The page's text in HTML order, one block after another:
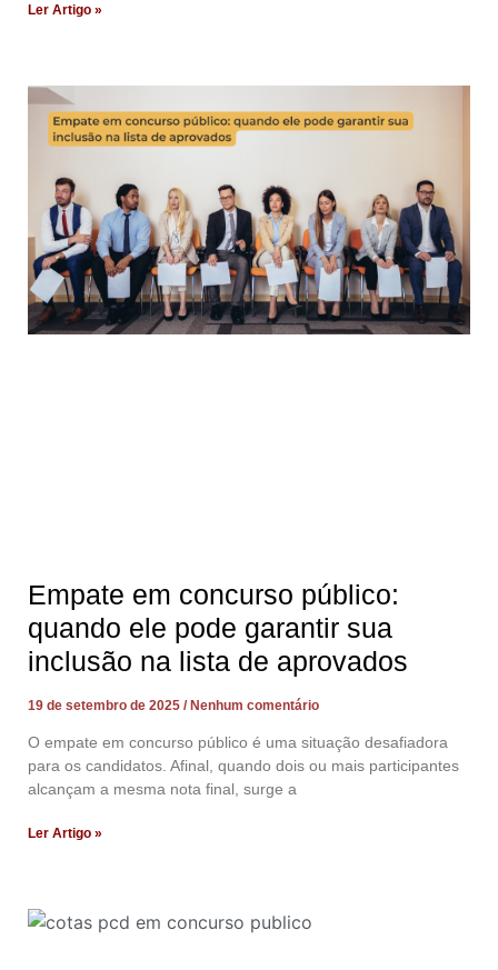
Ler Artigo »
Empate em concurso público:
quando ele pode garantir sua
inclusão na lista de aprovados
19 de setembro de 2025 Nenhum comentário
O empate em concurso público é uma situação desafiadora
para os candidatos. Afinal, quando dois ou mais participantes
alcançam a mesma nota final, surge a
Ler Artigo »